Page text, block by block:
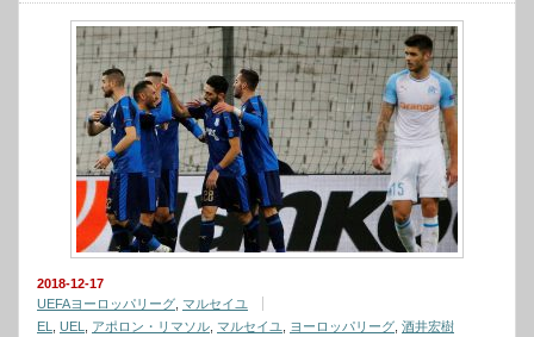
2018-12-17
UEFAヨーロッパリーグ マルセイユ
EL
UEL アポロン・リマソル マルセイユ ヨーロッパリーグ 酒井宏樹